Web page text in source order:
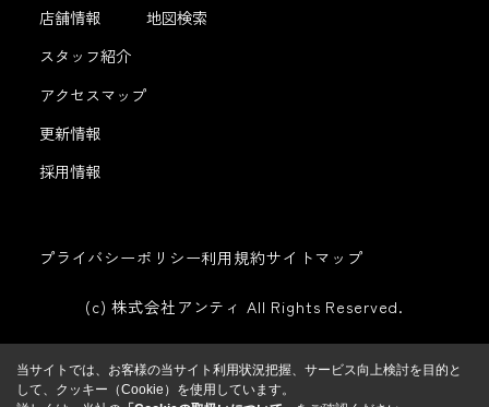
店舗情報
スタッフ紹介
アクセスマップ
更新情報
採用情報
地図検索
プライバシーポリシー利用規約サイトマップ
(c) 株式会社アンティ All Rights Reserved.
当サイトでは、お客様の当サイト利用状況把握、サービス向上検討を目的と
して、クッキー（Cookie）を使用しています。